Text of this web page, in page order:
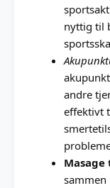
nyttig til
andre
effektivt